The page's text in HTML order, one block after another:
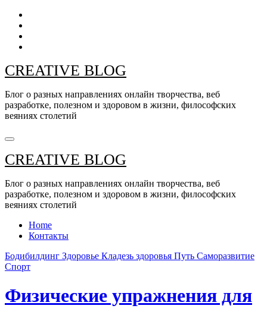
Перейти
содержанию
CREATIVE BLOG
Блог о разных направлениях онлайн творчества, веб
разработке, полезном и здоровом в жизни, философских
веяниях столетий
CREATIVE BLOG
Блог о разных направлениях онлайн творчества, веб
разработке, полезном и здоровом в жизни, философских
веяниях столетий
Home
Контакты
Бодибилдинг Здоровье Кладезь здоровья Путь Саморазвитие
Спорт
Физические упражнения для